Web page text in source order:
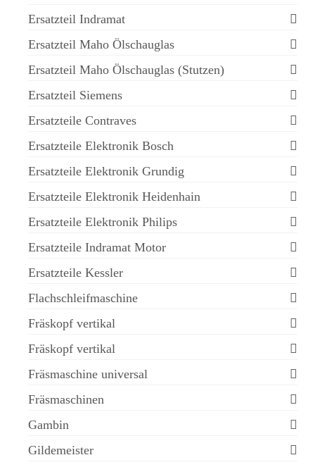
Ersatzteil Indramat
Ersatzteil Maho Ölschauglas
Ersatzteil Maho Ölschauglas (Stutzen)
Ersatzteil Siemens
Ersatzteile Contraves
Ersatzteile Elektronik Bosch
Ersatzteile Elektronik Grundig
Ersatzteile Elektronik Heidenhain
Ersatzteile Elektronik Philips
Ersatzteile Indramat Motor
Ersatzteile Kessler
Flachschleifmaschine
Fräskopf vertikal
Fräskopf vertikal
Fräsmaschine universal
Fräsmaschinen
Gambin
Gildemeister